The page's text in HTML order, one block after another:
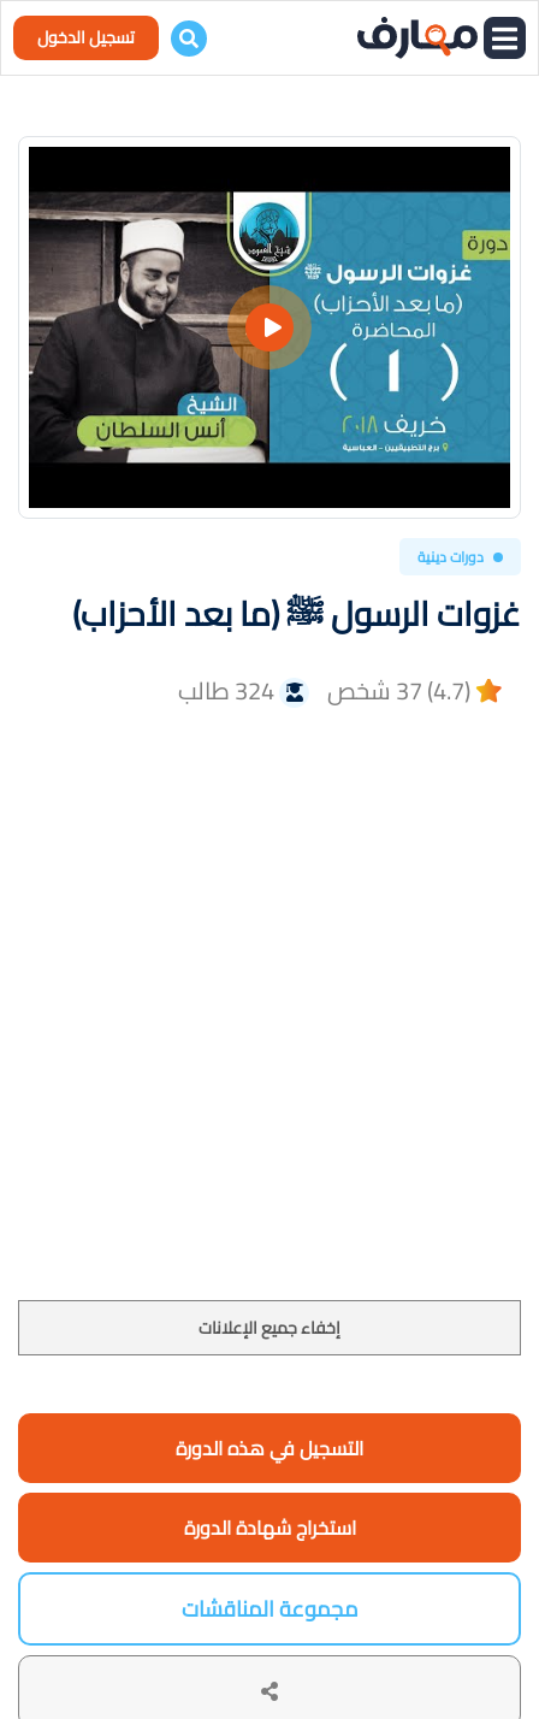
تسجيل الدخول
دورات دينية
غزوات الرسول ﷺ (ما بعد الأحزاب)
(4.7) 37 شخص 324 طالب
إخفاء جميع الإعلانات
التسجيل في هذه الدورة
استخراج شهادة الدورة
مجموعة المناقشات